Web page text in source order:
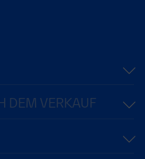
DEM VERKAUF